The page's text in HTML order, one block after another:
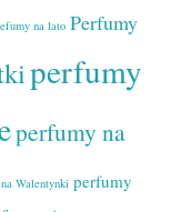
na lato Perfumy
perfumy
perfumy na
Walentynki perfumy